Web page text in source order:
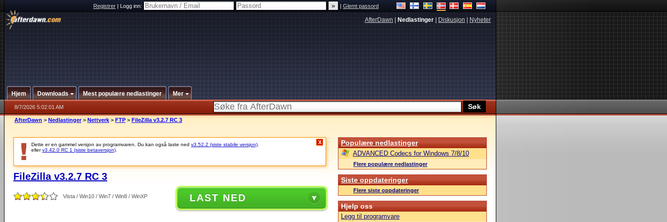
Registrer|Logg inn: |Glemt passord
AfterDawn Nedlastinger Diskusjon Nyheter
Hjem Downloads Mest populære nedlastinger Mer
8/7/2026 5:02:01 AM
AfterDawn > Nedlastinger > Nettverk > FTP > FileZilla v3.2.7 RC 3
Dette er en gammel versjon av programvaren. Du kan også laste ned v3.52.2 (siste stabile versjon)
ellerv3.42.0 RC 1 (siste betaversjon)
X
FileZilla v3.2.7 RC 3
Vista / Win10 / Win7 / Win8 / WinXP LAST NED
Populære nedlastinger
ADVANCED Codecs for Windows 7/8/10
Flere populære nedlastinger
Siste oppdateringer
Flere siste oppdateringer
Hjelp oss
Legg til programvare